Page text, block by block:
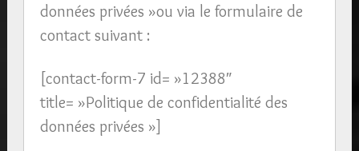
données privées »ou via le formulaire de
contact suivant :
[contact-form-7 id= »12388″
title= »Politique de confidentialité des
données privées »]